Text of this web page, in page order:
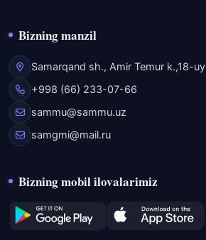
Bizning manzil
Samarqand sh., Amir Temur k.,18-uy
+998 (66) 233-07-66
sammu@sammu.uz
samgmi@mail.ru
Bizning mobil ilovalarimiz